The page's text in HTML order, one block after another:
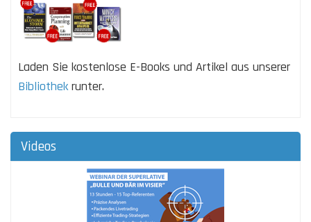
Laden Sie kostenlose E-Books und Artikel aus unserer
Bibliothekrunter.
Videos